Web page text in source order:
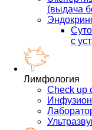
(выдача
с
Лимфология
Check up